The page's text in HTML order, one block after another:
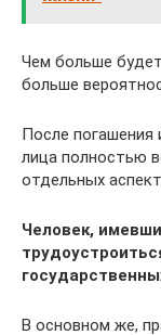
Чем больше
больше
После погашения
лица полностью
отдельных
Человек,
В основном же,